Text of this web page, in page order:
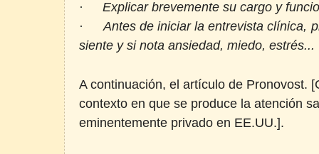
·
Explicar brevemente su cargo y
·
Antes de iniciar la entrevista clínica,
siente y si nota ansiedad, miedo, estrés...
A continuación, el artículo de Pronovost.
contexto en que se produce la atención
eminentemente privado en EE.UU.].